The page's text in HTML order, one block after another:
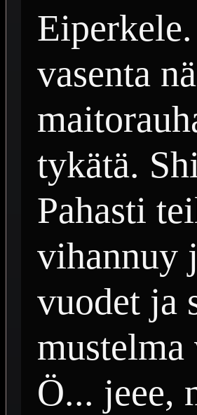
vasenta
tykätä.
Pahasti
vihannuy
vuodet ja
Ö... jeee,